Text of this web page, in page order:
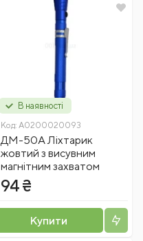
В наявності
Код: A0200020093
ДМ-50А Ліхтарик
жовтий з висувним
магнітним захватом
94 ₴
Купити